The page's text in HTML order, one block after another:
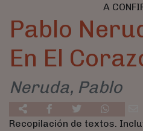
A
Pablo
En El
Neruda, Pablo
Recopilación de textos.